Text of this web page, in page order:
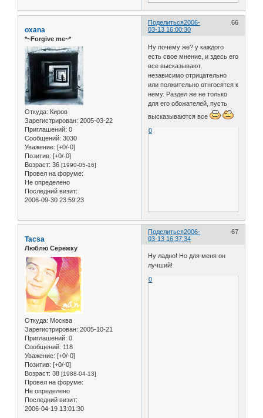
Поделиться 66
2006-
03-13 16:00:30
oxana
*~Forgive me~*
Откуда: Киров
Зарегистрирован: 2005-03-22
Приглашений: 0
Сообщений: 3030
Уважение: [+0/-0]
Позитив: [+0/-0]
Возраст: 36 [1990-05-16]
Провел на форуме:
Не определено
Последний визит:
2006-09-30 23:59:23
Ну почему же? у каждого
есть свое мнение, и здесь его
все высказывают,
независимо отрицательно
или полжительно отнгосятся к
нему. Раздел же не только
для его обожателей, пусть
высказываются все
0
Поделиться 67
2006-
03-13 16:37:34
Tacsa
Люблю Сережку
Откуда: Москва
Зарегистрирован: 2005-10-21
Приглашений: 0
Сообщений: 118
Уважение: [+0/-0]
Позитив: [+0/-0]
Возраст: 38 [1988-04-13]
Провел на форуме:
Не определено
Последний визит:
2006-04-19 13:01:30
Ну ладно! Но для меня он
лучший!
0